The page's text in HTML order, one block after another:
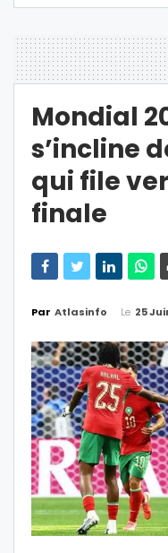
Mondial
s’incline
qui file
finale
Par Atlasinfo Le 25